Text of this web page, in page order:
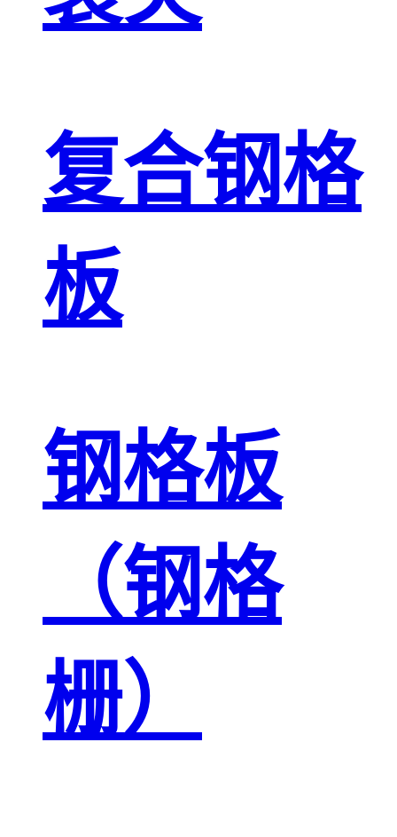
复合钢格
板
钢格板
（钢格
栅）